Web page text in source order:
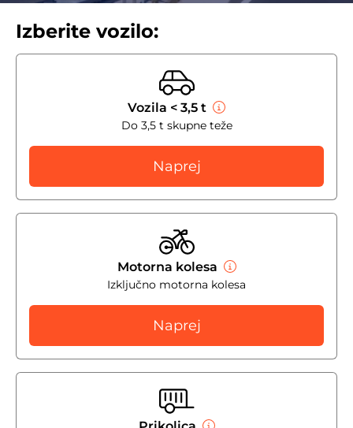
Izberite vozilo:
Vozila < 3,5 t
Do 3,5 t skupne teže
Naprej
Motorna kolesa
Izključno motorna kolesa
Naprej